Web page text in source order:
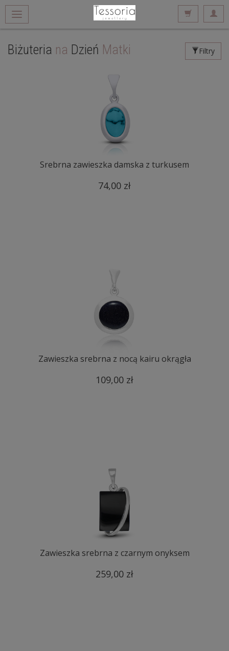
Biżuteria na Dzień Matki Filtry
Srebrna zawieszka damska z turkusem
74,00 zł
Zawieszka srebrna z nocą kairu okrągła
109,00 zł
Zawieszka srebrna z czarnym onyksem
259,00 zł